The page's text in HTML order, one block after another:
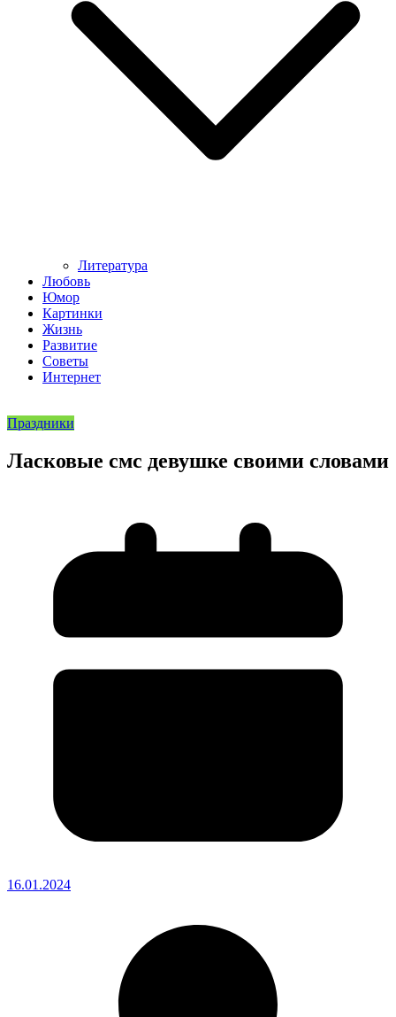
Литература
Любовь
Юмор
Картинки
Жизнь
Развитие
Советы
Интернет
Праздники
Ласковые смс девушке своими словами
16.01.2024